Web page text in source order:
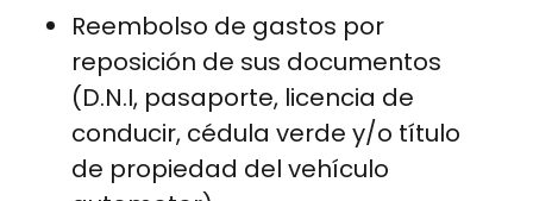
Reembolso de gastos por
reposición de sus documentos
(D.N.I, pasaporte, licencia de
conducir, cédula verde y/o título
de propiedad del vehículo